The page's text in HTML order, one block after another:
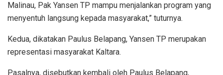
Malinau, Pak Yansen TP mampu menjalankan program yang
menyentuh langsung kepada masyarakat,” tuturnya.
Kedua, dikatakan Paulus Belapang, Yansen TP merupakan
representasi masyarakat Kaltara.
Pasalnya, disebutkan kembali oleh Paulus Belapang,